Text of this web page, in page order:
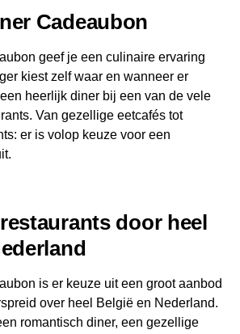
Cadeaubon
geef je een culinaire ervaring
kiest zelf waar en wanneer er
heerlijk diner bij een van de vele
Van gezellige eetcafés tot
er is volop keuze voor een
een locatie kiezen die past bij de
Zo geeft de Diner Cadeaubon niet
ook een gezellig moment om
door heel
is er keuze uit een groot aanbod
over heel België en Nederland.
romantisch diner, een gezellige